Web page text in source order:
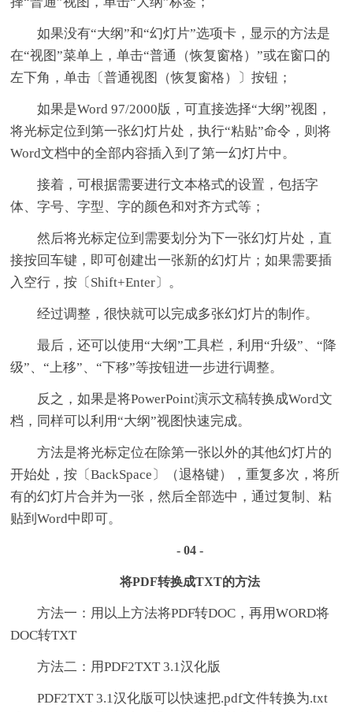
如果没有“大纲”和“幻灯片”选项卡，显示的方法是
在“视图”菜单上，单击“普通（恢复窗格）”或在窗口的
左下角，单击〔普通视图（恢复窗格）〕按钮；
如果是Word 97/2000版，可直接选择“大纲”视图，
将光标定位到第一张幻灯片处，执行“粘贴”命令，则将
Word文档中的全部内容插入到了第一幻灯片中。
接着，可根据需要进行文本格式的设置，包括字
体、字号、字型、字的颜色和对齐方式等；
然后将光标定位到需要划分为下一张幻灯片处，直
接按回车键，即可创建出一张新的幻灯片；如果需要插
入空行，按〔Shift+Enter〕。
经过调整，很快就可以完成多张幻灯片的制作。
最后，还可以使用“大纲”工具栏，利用“升级”、“降
级”、“上移”、“下移”等按钮进一步进行调整。
反之，如果是将PowerPoint演示文稿转换成Word文
档，同样可以利用“大纲”视图快速完成。
方法是将光标定位在除第一张以外的其他幻灯片的
开始处，按〔BackSpace〕（退格键），重复多次，将所
有的幻灯片合并为一张，然后全部选中，通过复制、粘
贴到Word中即可。
- 04 -
将PDF转换成TXT的方法
方法一：用以上方法将PDF转DOC，再用WORD将
DOC转TXT
方法二：用PDF2TXT 3.1汉化版
PDF2TXT 3.1汉化版可以快速把.pdf文件转换为.txt